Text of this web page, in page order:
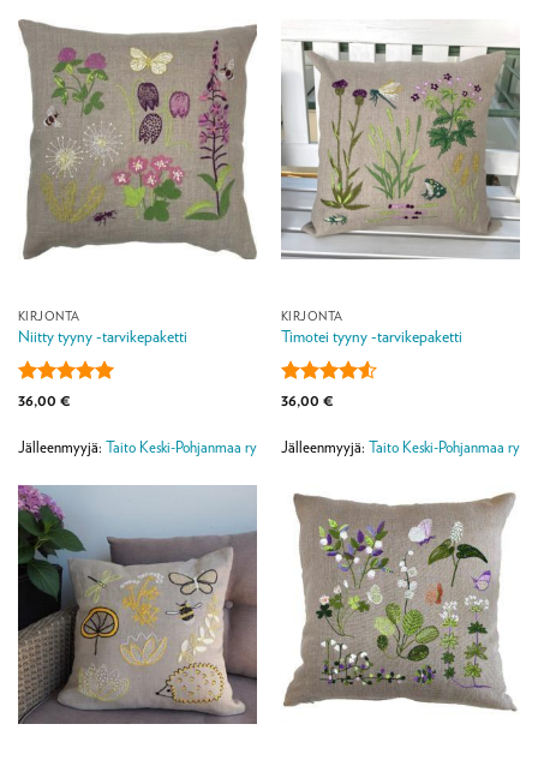
KIRJONTA
Niitty tyyny -tarvikepaketti
Arvostelu
/ 5
36,00 €
Jälleenmyyjä: Taito Keski-Pohjanmaa ry
KIRJONTA
Timotei tyyny -tarvikepaketti
Arvostelu
4.5
36,00 €
Jälleenmyyjä: Taito Keski-Pohjanmaa ry